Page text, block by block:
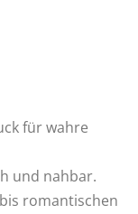
für wahre
und nahbar.
romantischen